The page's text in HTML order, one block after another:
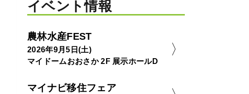
イベント情報
農林水産FEST
2026年9月5日(土)
マイドームおおさか 2F 展示ホールD
マイナビ移住フェア